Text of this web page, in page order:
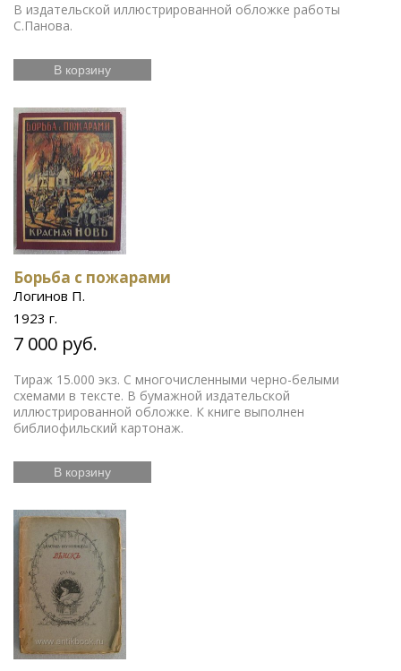
В издательской иллюстрированной обложке работы
С.Панова.
В корзину
Борьба с пожарами
Логинов П.
1923 г.
7 000 руб.
Тираж 15.000 экз. С многочисленными черно-белыми
схемами в тексте. В бумажной издательской
иллюстрированной обложке. К книге выполнен
библиофильский картонаж.
В корзину